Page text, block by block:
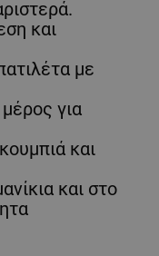
και
με
για
και
και στο